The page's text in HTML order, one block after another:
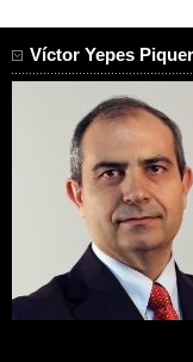
Víctor Yepes